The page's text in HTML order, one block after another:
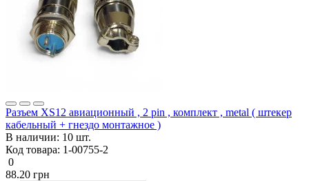
Разъем XS12 авиационный , 2 pin , комплект , metal ( штекер
кабельный + гнездо монтажное )
В наличии: 10 шт.
Код товара: 1-00755-2
0
88.20 грн